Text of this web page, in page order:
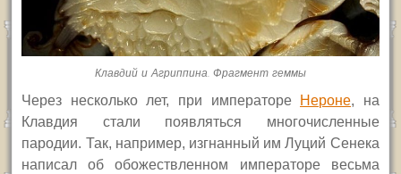
Клавдий и Агриппина. Фрагмент геммы
Через несколько лет, при императоре Нероне, на
Клавдия стали появляться многочисленные
пародии. Так, например, изгнанный им Луций Сенека
написал об обожествленном императоре весьма